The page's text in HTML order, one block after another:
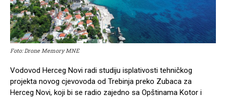
Foto: Drone Memory MNE
Vodovod Herceg Novi radi studiju isplativosti tehničkog
projekta novog cjevovoda od Trebinja preko Zubaca za
Herceg Novi, koji bi se radio zajedno sa Opštinama Kotor i